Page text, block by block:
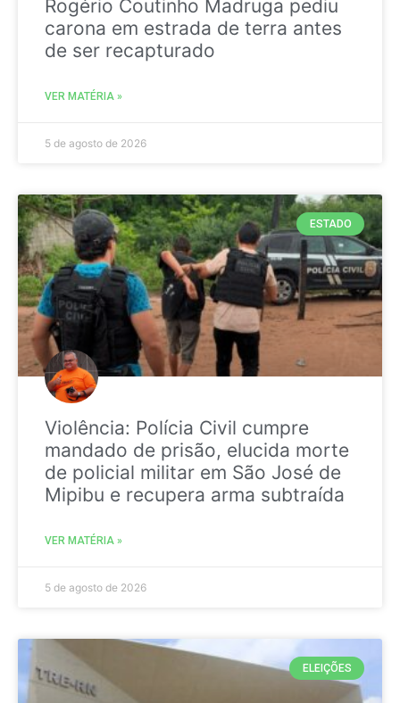
Rogério Coutinho Madruga pediu
carona em estrada de terra antes
de ser recapturado
VER MATÉRIA »
5 de agosto de 2026
ESTADO
Violência: Polícia Civil cumpre
mandado de prisão, elucida morte
de policial militar em São José de
Mipibu e recupera arma subtraída
VER MATÉRIA »
5 de agosto de 2026
ELEIÇÕES